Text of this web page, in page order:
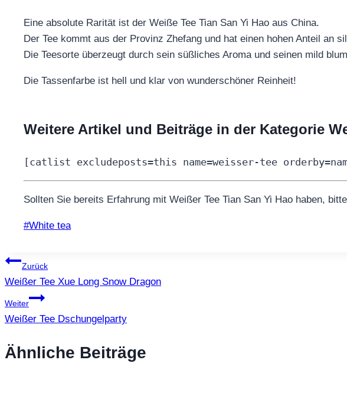
Eine absolute Rarität ist der Weiße Tee Tian San Yi Hao aus China.
Der Tee kommt aus der Provinz Zhefang und hat einen hohen Anteil an
Die Teesorte überzeugt durch sein süßliches Aroma und seinen mild
Die Tassenfarbe ist hell und klar von wunderschöner Reinheit!
Weitere Artikel und Beiträge in der Kategorie
[catlist excludeposts=this name=weisser-tee
Sollten Sie bereits Erfahrung mit Weißer Tee Tian San Yi Hao haben,
Schlagworte:
#White tea
Beitragsnavigation
Zurück
Weißer Tee Xue Long Snow Dragon
Weiter
Weißer Tee Dschungelparty
Ähnliche Beiträge